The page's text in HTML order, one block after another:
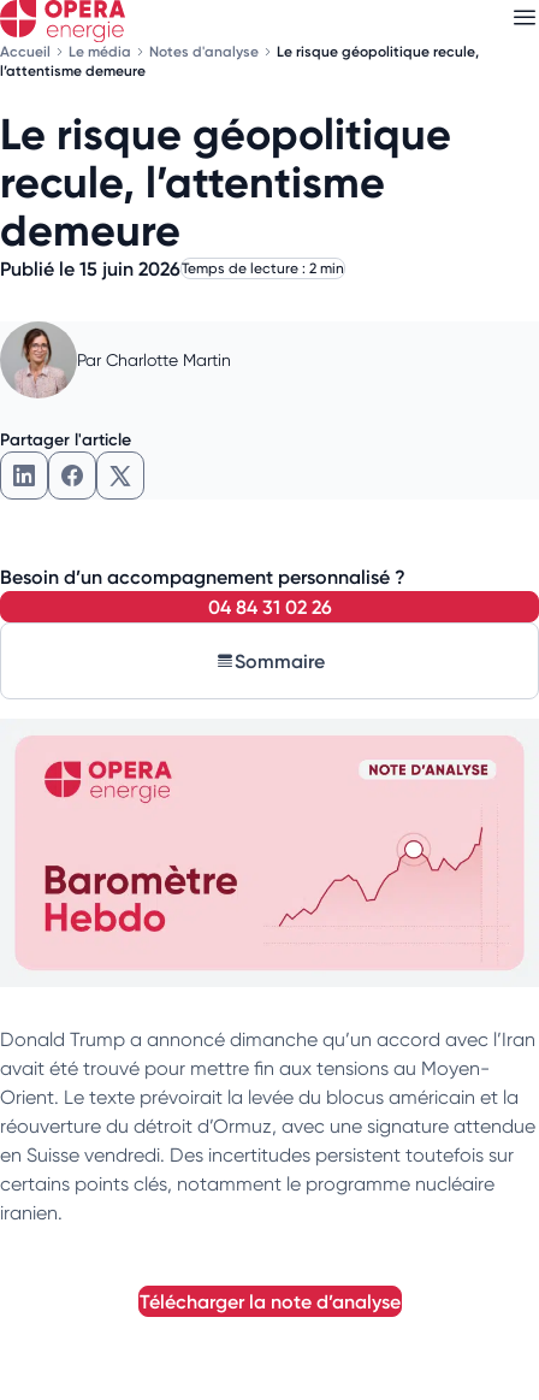
Accueil Le média Notes d'analyse
Le risque géopolitique recule,
l’attentisme demeure
Le risque géopolitique
recule, l’attentisme
demeure
Publié le 15 juin 2026Temps de lecture : 2 min
Par Charlotte Martin
Partager l'article
Besoin d’un accompagnement personnalisé ?
04 84 31 02 26
Sommaire
Donald Trump a annoncé dimanche qu’un accord avec l’Iran
avait été trouvé pour mettre fin aux tensions au Moyen-
Orient. Le texte prévoirait la levée du blocus américain et la
réouverture du détroit d’Ormuz, avec une signature attendue
en Suisse vendredi. Des incertitudes persistent toutefois sur
certains points clés, notamment le programme nucléaire
iranien.
télécharger la note d’analyse
Découvrez nosnewsletters
Choisissez les newsletters qui vous intéressent